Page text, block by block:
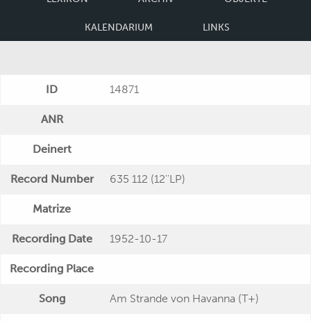
KALENDARIUM LINKS
ID 14871
ANR
Deinert
Record Number 635 112 (12''LP)
Matrize
Recording Date 1952-10-17
Recording Place
Song Am Strande von Havanna (T+)